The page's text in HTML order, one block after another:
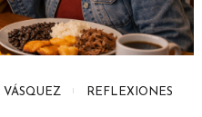
VÁSQUEZ REFLEXIONES